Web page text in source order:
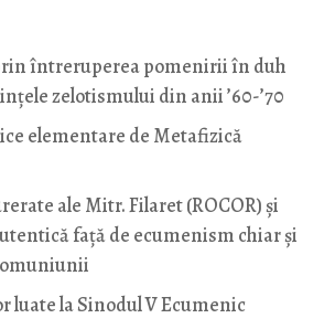
întreruperea pomenirii în duh
zelotismului din anii ’60-’70
elementare de Metafizică
ale Mitr. Filaret (ROCOR) și
față de ecumenism chiar și
luate la Sinodul V Ecumenic